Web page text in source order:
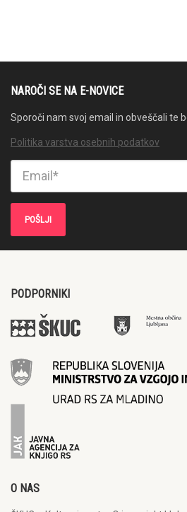
NAROČI SE NA E-NOVICE
Sporoči nam svoj email in obveščali te
Politika varstva osebnih podatkov
PODPORNIKI
O NAS